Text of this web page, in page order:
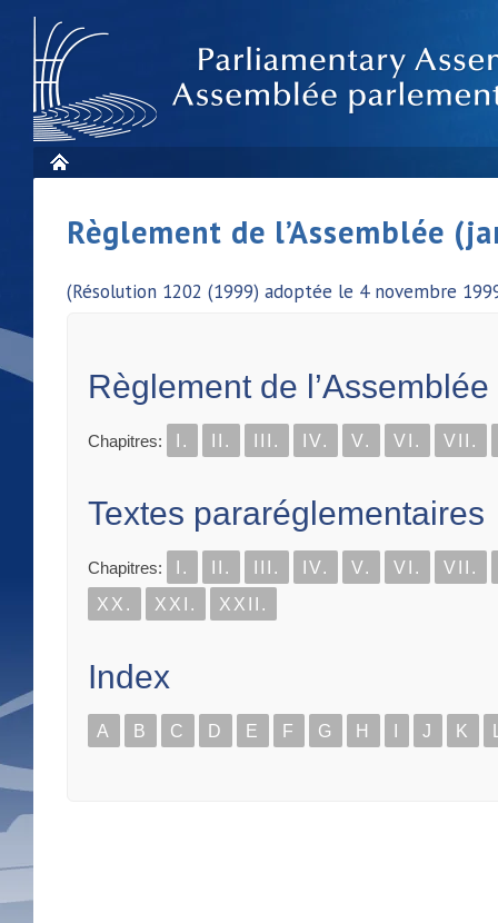
Règlement de l’Assemblée
(Résolution 1202 (1999) adoptée le 4 novembre
Règlement de l’Assemblée
Chapitres: I. II. III. IV. V. VI. VII.
Textes pararéglementaires
Chapitres: I. II. III. IV. V. VI.
VII.
XX.
XXI. XXII.
Index
A B C D E F G H J K